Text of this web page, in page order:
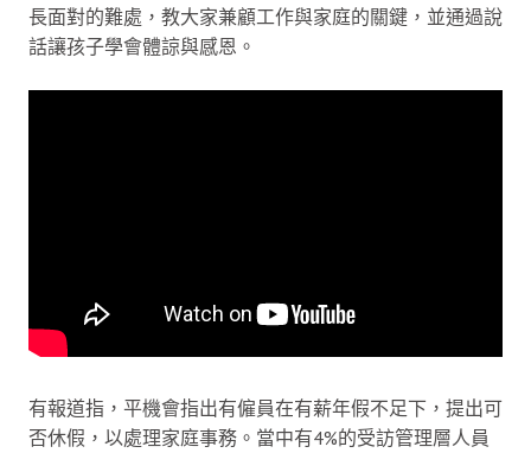
長面對的難處，教大家兼顧工作與家庭的關鍵，並通過說
話讓孩子學會體諒與感恩。
有報道指，平機會指出有僱員在有薪年假不足下，提出可
否休假，以處理家庭事務。當中有4%的受訪管理層人員